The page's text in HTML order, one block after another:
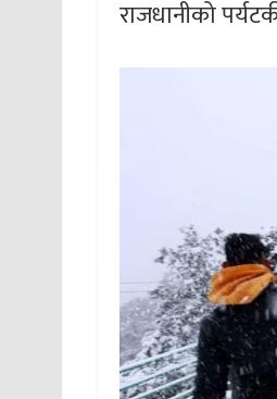
राजधानीको